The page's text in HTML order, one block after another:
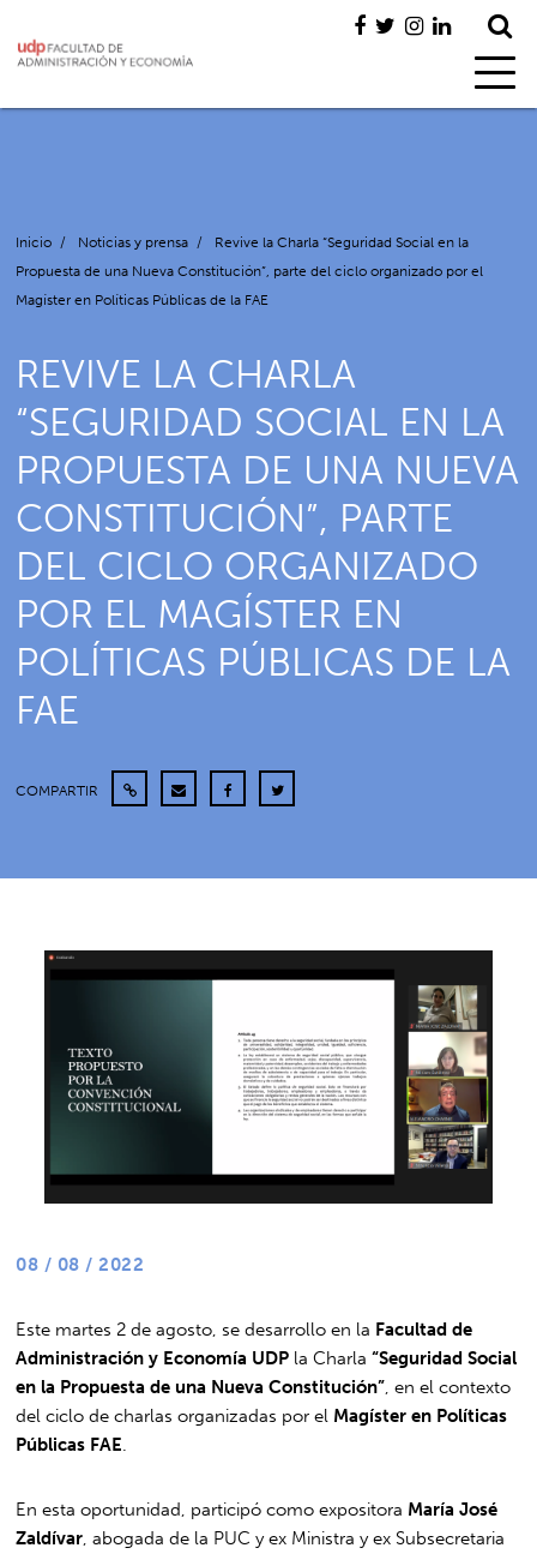
Inicio / Noticias y prensa /
Revive la Charla “Seguridad Social en la
Propuesta de una Nueva Constitución”, parte del ciclo organizado por el
Magíster en Políticas Públicas de la FAE
REVIVE LA CHARLA
“SEGURIDAD SOCIAL EN LA
PROPUESTA DE UNA NUEVA
CONSTITUCIÓN”, PARTE
DEL CICLO ORGANIZADO
POR EL MAGÍSTER EN
POLÍTICAS PÚBLICAS DE LA
FAE
COMPARTIR
08 / 08 / 2022
Este martes 2 de agosto, se desarrollo en la Facultad de
Administración y Economía UDP la Charla“Seguridad Social
en la Propuesta de una Nueva Constitución” , en el contexto
del ciclo de charlas organizadas por el Magíster en Políticas
Públicas FAE
En esta oportunidad, participó como expositora María José
Zaldívar , abogada de la PUC y ex Ministra y ex Subsecretaria